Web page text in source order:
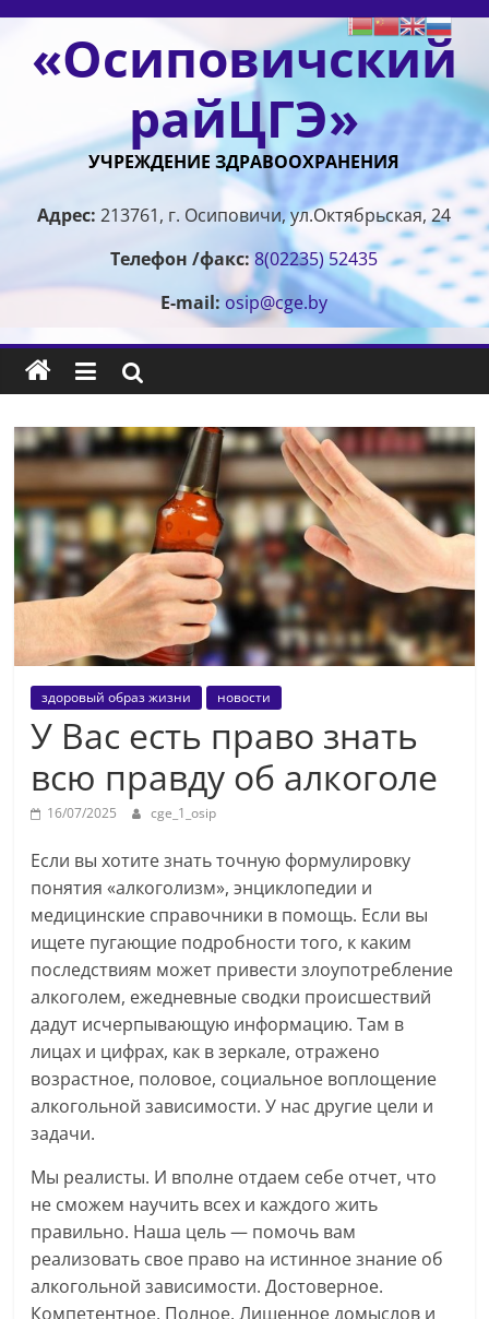
Перейти
содержимому
«Осиповичский
райЦГЭ»
УЧРЕЖДЕНИЕ ЗДРАВООХРАНЕНИЯ
Адрес: 213761, г. Осиповичи, ул.Октябрьская, 24
Телефон /факс:8(02235) 52435
E-mail: osip@cge.by
здоровый образ жизни новости
У Вас есть право знать
всю правду об алкоголе
16/07/2025 cge_1_osip
Если вы хотите знать точную формулировку
понятия «алкоголизм», энциклопедии и
медицинские справочники в помощь. Если вы
ищете пугающие подробности того, к каким
последствиям может привести злоупотребление
алкоголем, ежедневные сводки происшествий
дадут исчерпывающую информацию. Там в
лицах и цифрах, как в зеркале, отражено
возрастное, половое, социальное воплощение
алкогольной зависимости. У нас другие цели и
задачи.
Мы реалисты. И вполне отдаем себе отчет, что
не сможем научить всех и каждого жить
правильно. Наша цель — помочь вам
реализовать свое право на истинное знание об
алкогольной зависимости. Достоверное.
Компетентное. Полное. Лишенное домыслов и